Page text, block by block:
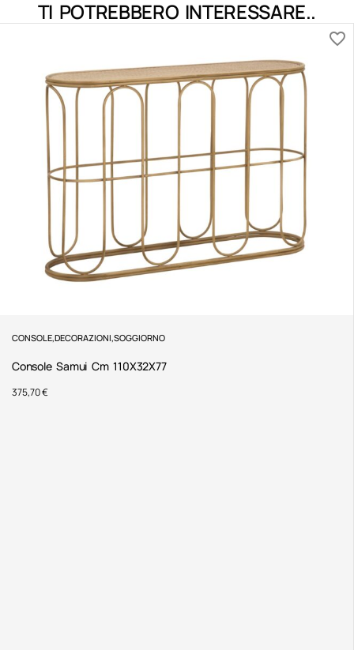
TI POTREBBERO INTERESSARE..
CONSOLE,DECORAZIONI,SOGGIORNO
Console Samui Cm 110X32X77
375,70€